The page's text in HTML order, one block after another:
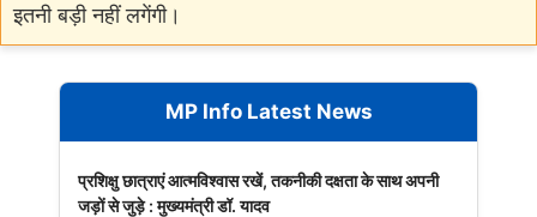
इतनी बड़ी नहीं लगेंगी।
MP Info Latest News
प्रशिक्षु छात्राएं आत्मविश्वास रखें, तकनीकी दक्षता के साथ अपनी
जड़ों से जुड़े : मुख्यमंत्री डॉ. यादव